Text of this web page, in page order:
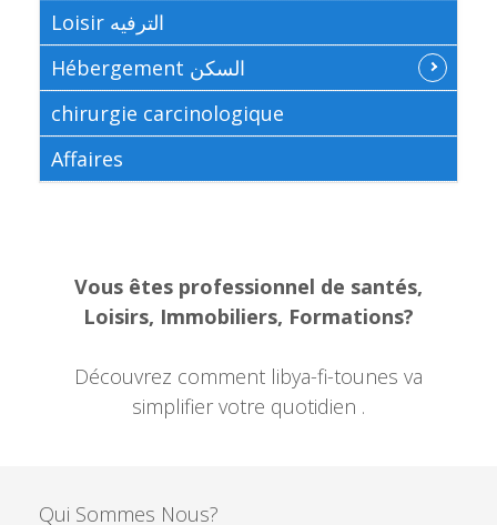
Loisir الترفيه
Hébergement السكن
chirurgie carcinologique
Affaires
Vous êtes professionnel de santés,
Loisirs, Immobiliers, Formations?
Découvrez comment libya-fi-tounes va
simplifier votre quotidien .
Qui Sommes Nous?